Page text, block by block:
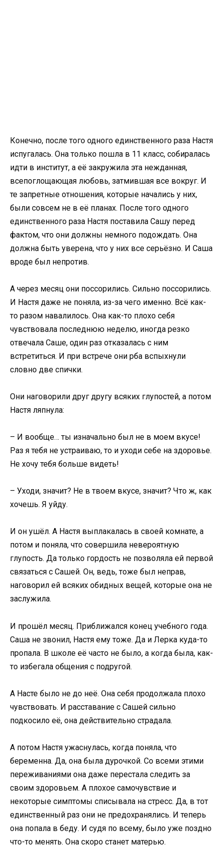
Конечно, после того одного единственного раза Настя
испугалась. Она только пошла в 11 класс, собиралась
идти в институт, а её закружила эта нежданная,
всепоглощающая любовь, затмившая все вокруг. И
те запретные отношения, которые начались у них,
были совсем не в её планах. После того одного
единственного раза Настя поставила Сашу перед
фактом, что они должны немного подождать. Она
должна быть уверена, что у них все серьёзно. И Саша
вроде был непротив.
А через месяц они поссорились. Сильно поссорились.
И Настя даже не поняла, из-за чего именно. Всё как-
то разом навалилось. Она как-то плохо себя
чувствовала последнюю неделю, иногда резко
отвечала Саше, один раз отказалась с ним
встретиться. И при встрече они рба вспыхнули
словно две спички.
Они наговорили друг другу всяких глупостей, а потом
Настя ляпнула:
– И вообще… ты изначально был не в моем вкусе!
Раз я тебя не устраиваю, то и уходи себе на здоровье.
Не хочу тебя больше видеть!
– Уходи, значит? Не в твоем вкусе, значит? Что ж, как
хочешь. Я уйду.
И он ушёл. А Настя выплакалась в своей комнате, а
потом и поняла, что совершила невероятную
глупость. Да только гордость не позволяла ей первой
связаться с Сашей. Он, ведь, тоже был неправ,
наговорил ей всяких обидных вещей, которые она не
заслужила.
И прошёл месяц. Приближался конец учебного года.
Саша не звонил, Настя ему тоже. Да и Лерка куда-то
пропала. В школе её часто не было, а когда была, как-
то избегала общения с подругой.
А Насте было не до неё. Она себя продолжала плохо
чувствовать. И расставание с Сашей сильно
подкосило её, она действительно страдала.
А потом Настя ужаснулась, когда поняла, что
беременна. Да, она была дурочкой. Со всеми этими
переживаниями она даже перестала следить за
своим здоровьем. А плохое самочувствие и
некоторые симптомы списывала на стресс. Да, в тот
единственный раз они не предохранялись. И теперь
она попала в беду. И судя по всему, было уже поздно
что-то менять. Она скоро станет матерью.